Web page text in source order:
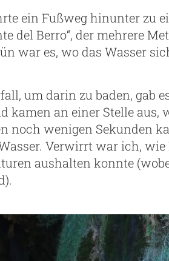
ein Fußweg hinunter zu
del Berro“, der mehrere
war es, wo das Wasser
um darin zu baden, gab
kamen an einer Stelle aus,
noch wenigen Sekunden
Verwirrt war ich, wie
aushalten konnte